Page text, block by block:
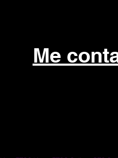
Me